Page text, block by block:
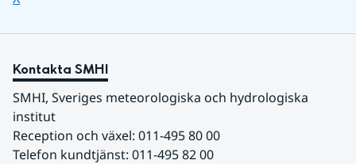
Kontakta SMHI
SMHI, Sveriges meteorologiska och hydrologiska
institut
Reception och växel: 011-495 80 00
Telefon kundtjänst: 011-495 82 00